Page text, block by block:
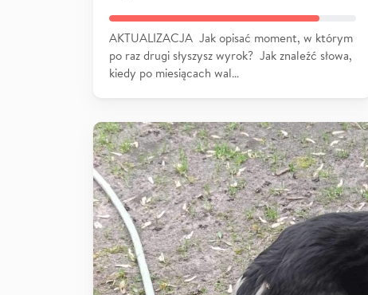
AKTUALIZACJA Jak opisać moment, w którym
po raz drugi słyszysz wyrok? Jak znaleźć słowa,
kiedy po miesiącach wal…